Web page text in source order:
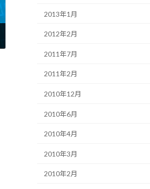
2013年1月
2012年2月
2011年7月
2011年2月
2010年12月
2010年6月
2010年4月
2010年3月
2010年2月